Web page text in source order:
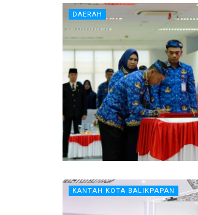
DAERAH
KANTAH KOTA BALIKPAPAN